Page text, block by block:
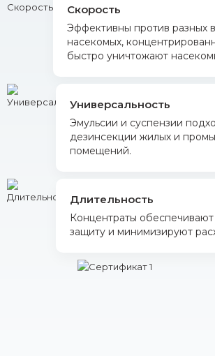
Скорость
Эффективны против разных
насекомых,
быстро уничтожают
Универсальность
Эмульсии и суспензии
дезинсекции жилых и
помещений.
Длительность
Концентраты
защиту и минимизируют